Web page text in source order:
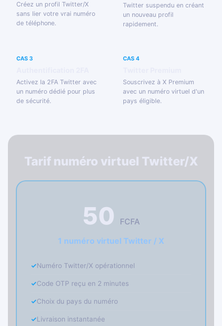
Créez un profil Twitter/X
sans lier votre vrai numéro
de téléphone.
Twitter suspendu en créant
un nouveau profil
rapidement.
CAS 3
Activez la 2FA Twitter avec
un numéro dédié pour plus
de sécurité.
CAS 4
Souscrivez à X Premium
avec un numéro virtuel d'un
pays éligible.
Tarif numéro virtuel Twitter/X
50
FCFA
1 numéro virtuel Twitter / X
Numéro Twitter/X opérationnel
Code OTP reçu en 2 minutes
Choix du pays du numéro
Livraison instantanée